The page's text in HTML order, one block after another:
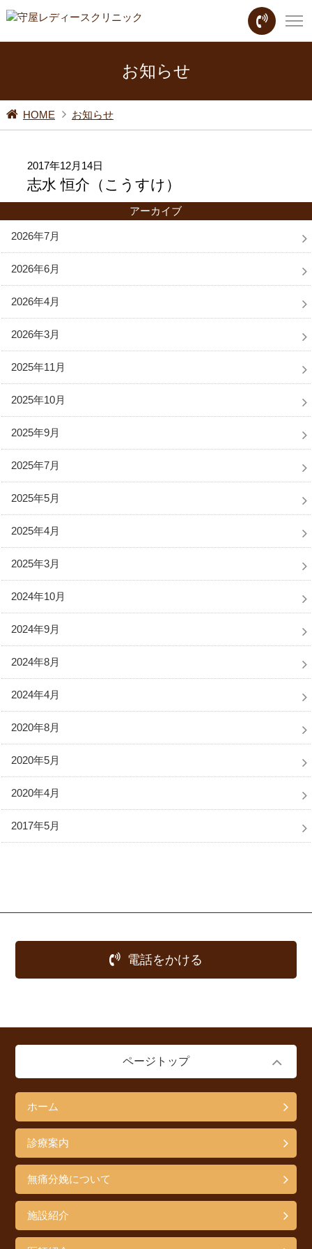
お知らせ
HOME お知らせ
2017年12月14日
志水 恒介（こうすけ）
アーカイブ
2026年7月
2026年6月
2026年4月
2026年3月
2025年11月
2025年10月
2025年9月
2025年7月
2025年5月
2025年4月
2025年3月
2024年10月
2024年9月
2024年8月
2024年4月
2020年8月
2020年5月
2020年4月
2017年5月
電話をかける
ページトップ
ホーム
診療案内
無痛分娩について
施設紹介